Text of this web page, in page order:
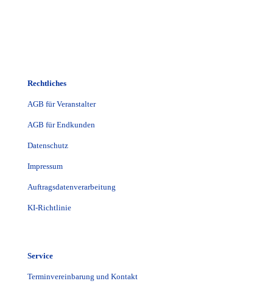
Rechtliches
AGB für Veranstalter
AGB für Endkunden
Datenschutz
Impressum
Auftragsdatenverarbeitung
KI-Richtlinie
Service
Terminvereinbarung und Kontakt